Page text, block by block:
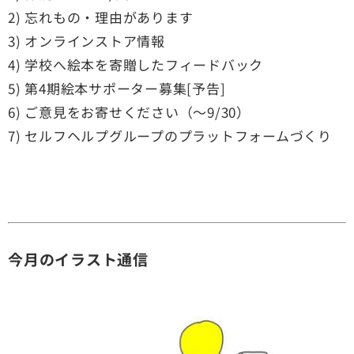
2) 忘れもの・理由があります
3) オンラインストア情報
4) 学校へ絵本を寄贈したフィードバック
5) 第4期絵本サポーター募集[予告]
6) ご意見をお寄せください（〜9/30）
7) セルフヘルプグループのプラットフォームづくり
今月のイラスト通信